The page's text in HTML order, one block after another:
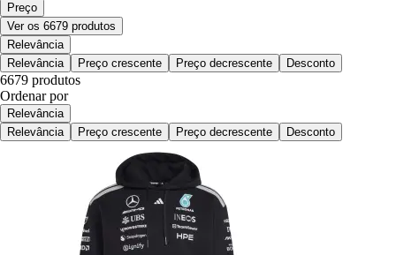
Preço
Ver os 6679 produtos
Relevância
Relevância
Preço crescente Preço decrescente Desconto
6679 produtos
Ordenar por
Relevância
Relevância
Preço crescente Preço decrescente Desconto